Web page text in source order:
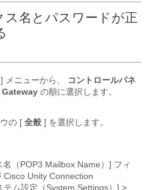
ス名とパスワードが正
メニューから、
コントロールパネ
の順に選択します。
の [ 全般 ] を選択します。
（POP3 Mailbox Name）] フィ
Cisco Unity Connection
ム設定（System Settings）] >